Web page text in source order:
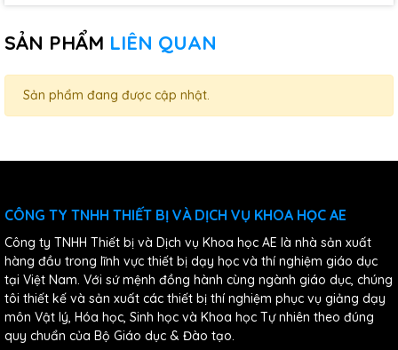
SẢN PHẨM LIÊN QUAN
Sản phẩm đang được cập nhật.
CÔNG TY TNHH THIẾT BỊ VÀ DỊCH VỤ KHOA HỌC AE
Công ty TNHH Thiết bị và Dịch vụ Khoa học AE là nhà sản xuất
hàng đầu trong lĩnh vực thiết bị dạy học và thí nghiệm giáo dục
tại Việt Nam. Với sứ mệnh đồng hành cùng ngành giáo dục, chúng
tôi thiết kế và sản xuất các thiết bị thí nghiệm phục vụ giảng dạy
môn Vật lý, Hóa học, Sinh học và Khoa học Tự nhiên theo đúng
quy chuẩn của Bộ Giáo dục & Đào tạo.